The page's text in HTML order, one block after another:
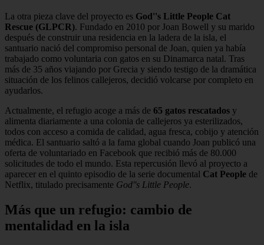
La otra pieza clave del proyecto es God''s Little People Cat
Rescue (GLPCR). Fundado en 2010 por Joan Bowell y su marido
después de construir una residencia en la ladera de la isla, el
santuario nació del compromiso personal de Joan, quien ya había
trabajado como voluntaria con gatos en su Dinamarca natal. Tras
más de 35 años viajando por Grecia y siendo testigo de la dramática
situación de los felinos callejeros, decidió volcarse por completo en
ayudarlos.
Actualmente, el refugio acoge a más de 65 gatos rescatados y
alimenta diariamente a una colonia de callejeros ya esterilizados,
todos con acceso a comida de calidad, agua fresca, cobijo y atención
médica. El santuario saltó a la fama global cuando Joan publicó una
oferta de voluntariado en Facebook que recibió más de 80.000
solicitudes de todo el mundo. Esta repercusión llevó al proyecto a
aparecer en el quinto episodio de la serie documental Cat People de
Netflix, titulado precisamente God''s Little People.
Más que un refugio: cambio de
mentalidad en la isla